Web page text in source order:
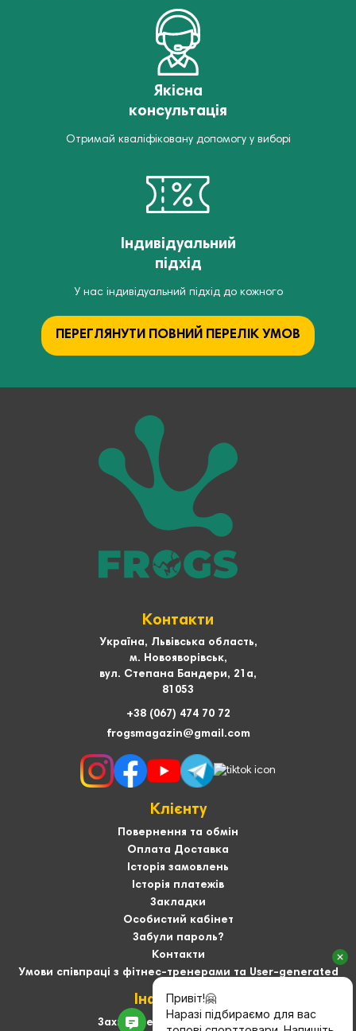
Якісна
консультація
Отримай кваліфіковану допомогу у виборі
Індивідуальний
підхід
У нас індивідуальний підхід до кожного
ПЕРЕГЛЯНУТИ ПОВНИЙ ПЕРЕЛІК УМОВ
Контакти
Україна, Львівська область,
м. Новояворівськ,
вул. Степана Бандери, 21а,
81053
+38 (067) 474 70 72
frogsmagazin@gmail.com
Клієнту
Повернення та обмін
Оплата Доставка
Історія замовлень
Історія платежів
Закладки
Особистий кабінет
Забули пароль?
Контакти
Умови співпраці з фітнес-тренерами та User-generated
Інформація
Захист персональних даних